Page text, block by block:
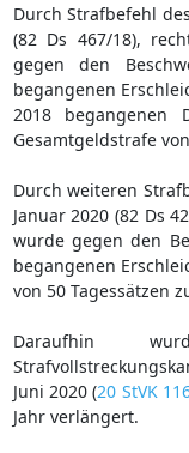
Durch Strafbefehl
(82 Ds 467/18),
gegen den
begangenen
2018 begangenen
Gesamtgeldstrafe
Durch weiteren
Januar 2020 (82 Ds
wurde gegen den
begangenen
von 50 Tagessätzen
Daraufhin
Juni 2020 (20 StVK
Jahr verlängert.